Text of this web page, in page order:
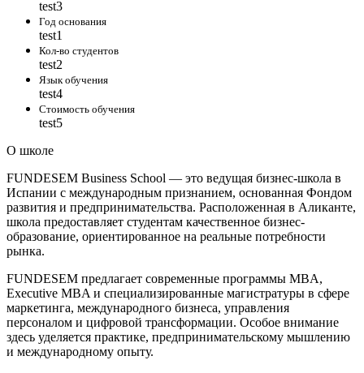
test3
Год основания
test1
Кол-во студентов
test2
Язык обучения
test4
Стоимость обучения
test5
О школе
FUNDESEM Business School — это ведущая бизнес-школа в
Испании с международным признанием, основанная Фондом
развития и предпринимательства. Расположенная в Аликанте,
школа предоставляет студентам качественное бизнес-
образование, ориентированное на реальные потребности
рынка.
FUNDESEM предлагает современные программы MBA,
Executive MBA и специализированные магистратуры в сфере
маркетинга, международного бизнеса, управления
персоналом и цифровой трансформации. Особое внимание
здесь уделяется практике, предпринимательскому мышлению
и международному опыту.